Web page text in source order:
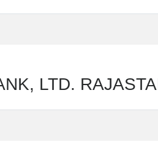
LTD.